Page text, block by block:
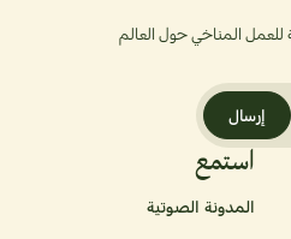
استمع
المدونة الصوتية
المناخي حول العالم
إرسال